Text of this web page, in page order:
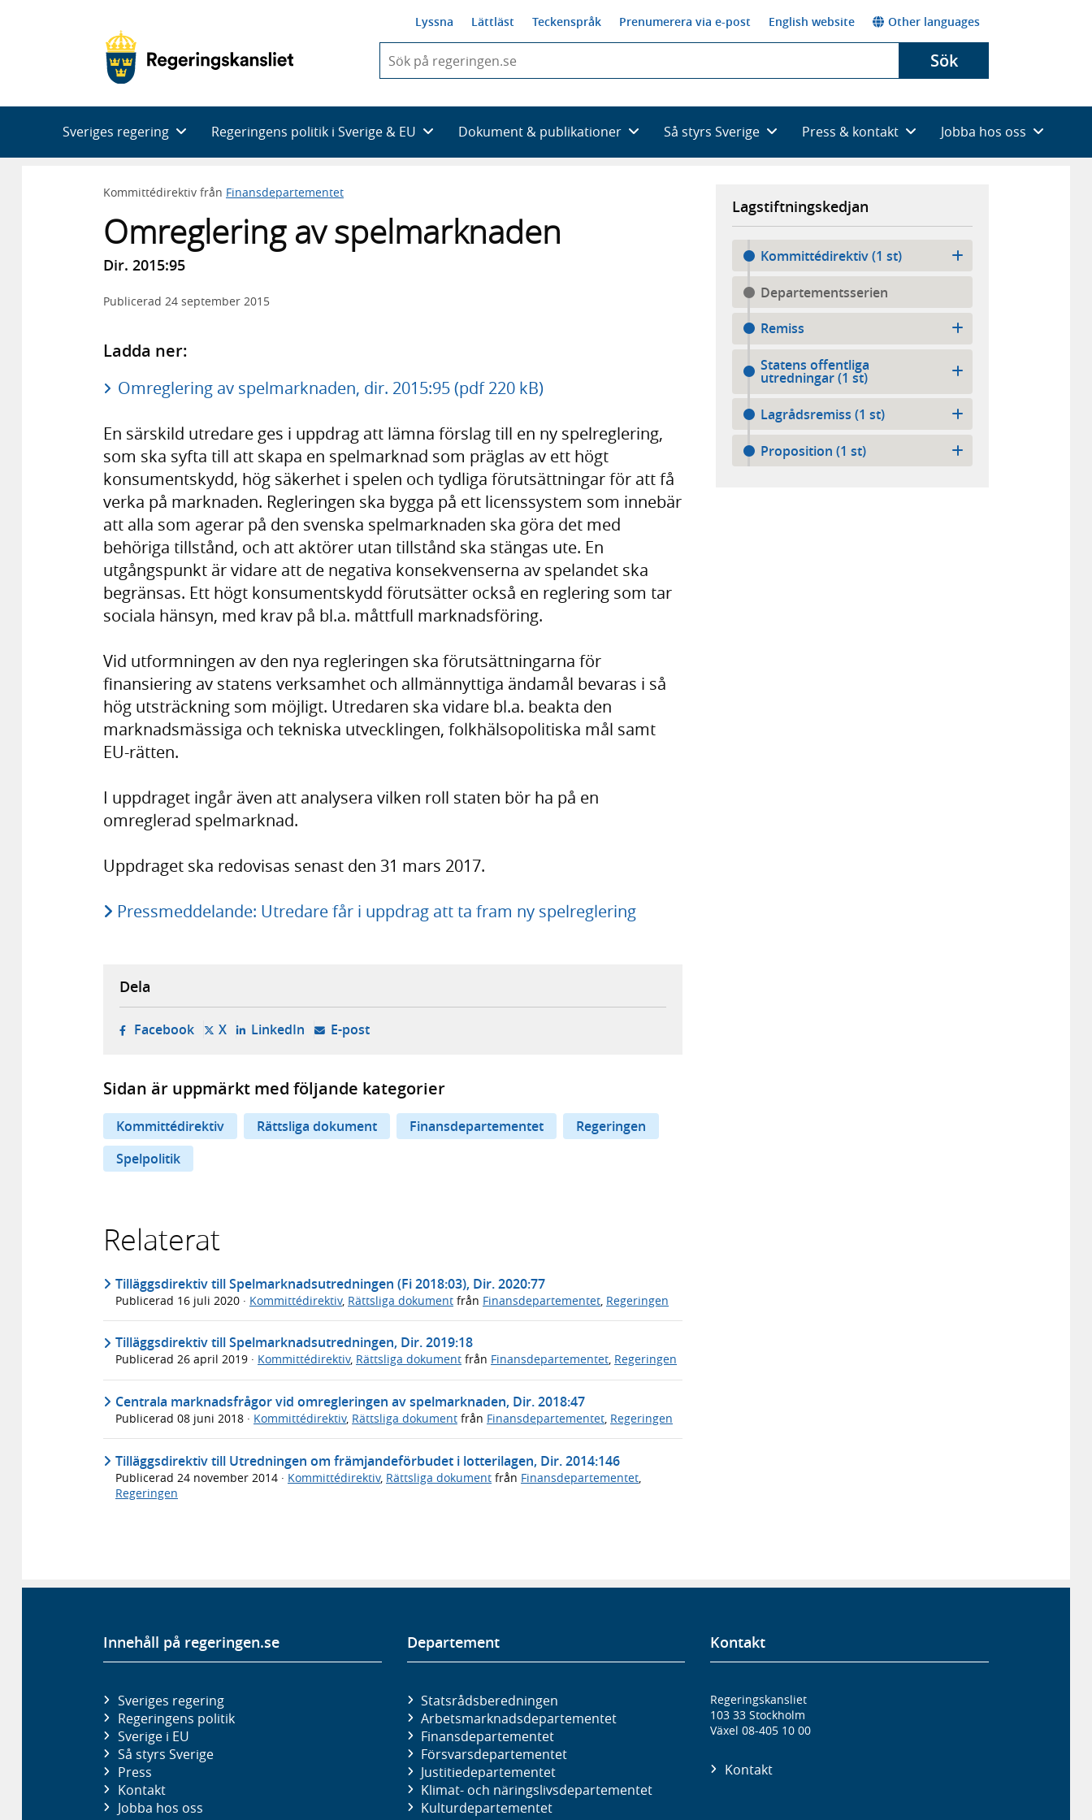
Lyssna Lättläst Teckenspråk Prenumerera via e-post English website Other languages
du
skriva
framträder
en
Sök
Sveriges regering Regeringens politik i Sverige & EU Dokument & publikationer Så styrs Sverige Press & kontakt Jobba hos oss
Kommittédirektiv från Finansdepartementet
Omreglering av spelmarknaden
Dir. 2015:95
Publicerad 24 september 2015
Ladda ner:
Omreglering av spelmarknaden, dir. 2015:95 (pdf 220 kB)
En särskild utredare ges i uppdrag att lämna förslag till en ny spelreglering,
som ska syfta till att skapa en spelmarknad som präglas av ett högt
konsumentskydd, hög säkerhet i spelen och tydliga förutsättningar för att få
verka på marknaden. Regleringen ska bygga på ett licenssystem som innebär
att alla som agerar på den svenska spelmarknaden ska göra det med
behöriga tillstånd, och att aktörer utan tillstånd ska stängas ute. En
utgångspunkt är vidare att de negativa konsekvenserna av spelandet ska
begränsas. Ett högt konsumentskydd förutsätter också en reglering som tar
sociala hänsyn, med krav på bl.a. måttfull marknadsföring.
Vid utformningen av den nya regleringen ska förutsättningarna för
finansiering av statens verksamhet och allmännyttiga ändamål bevaras i så
hög utsträckning som möjligt. Utredaren ska vidare bl.a. beakta den
marknadsmässiga och tekniska utvecklingen, folkhälsopolitiska mål samt
EU-rätten.
I uppdraget ingår även att analysera vilken roll staten bör ha på en
omreglerad spelmarknad.
Uppdraget ska redovisas senast den 31 mars 2017.
Pressmeddelande: Utredare får i uppdrag att ta fram ny spelreglering
Lagstiftningskedjan
Kommittédirektiv (1 st)
Departementsserien
Remiss
Statens offentliga
utredningar (1 st)
Lagrådsremiss (1 st)
Proposition (1 st)
Dela
Facebook- öppnas i ny flik, extern webbplats,
X- öppnas i ny flik, extern webbplats,
LinkedIn- öppnas i ny flik, extern webbplats,
E-post- öppnar din e-postklient,
Sidan är uppmärkt med följande kategorier
Kommittédirektiv Rättsliga dokument Finansdepartementet
Regeringen
Spelpolitik
Relaterat
Tilläggsdirektiv till Spelmarknadsutredningen (Fi 2018:03), Dir. 2020:77
Publicerad 16 juli 2020 · Kommittédirektiv, Rättsliga dokument från Finansdepartementet Regeringen
Tilläggsdirektiv till Spelmarknadsutredningen, Dir. 2019:18
Publicerad 26 april 2019 · Kommittédirektiv, Rättsliga dokument från Finansdepartementet, Regeringen
Centrala marknadsfrågor vid omregleringen av spelmarknaden, Dir. 2018:47
Publicerad 08 juni 2018 · Kommittédirektiv, Rättsliga dokument från Finansdepartementet, Regeringen
Tilläggsdirektiv till Utredningen om främjandeförbudet i lotterilagen, Dir. 2014:146
Publicerad 24 november 2014 · Kommittédirektiv, Rättsliga dokument från Finansdepartementet
Regeringen
Innehåll på regeringen.se
Sveriges regering
Regeringens politik
Sverige i EU
Så styrs Sverige
Press
Kontakt
Jobba hos oss
Departement
Statsrådsberedningen
Arbetsmarknads­departementet
Finans­departementet
Försvars­departementet
Justitie­departementet
Klimat- och näringslivs­departementet
Kultur­departementet
Kontakt
Regeringskansliet
103 33 Stockholm
Växel 08-405 10 00
Kontakt